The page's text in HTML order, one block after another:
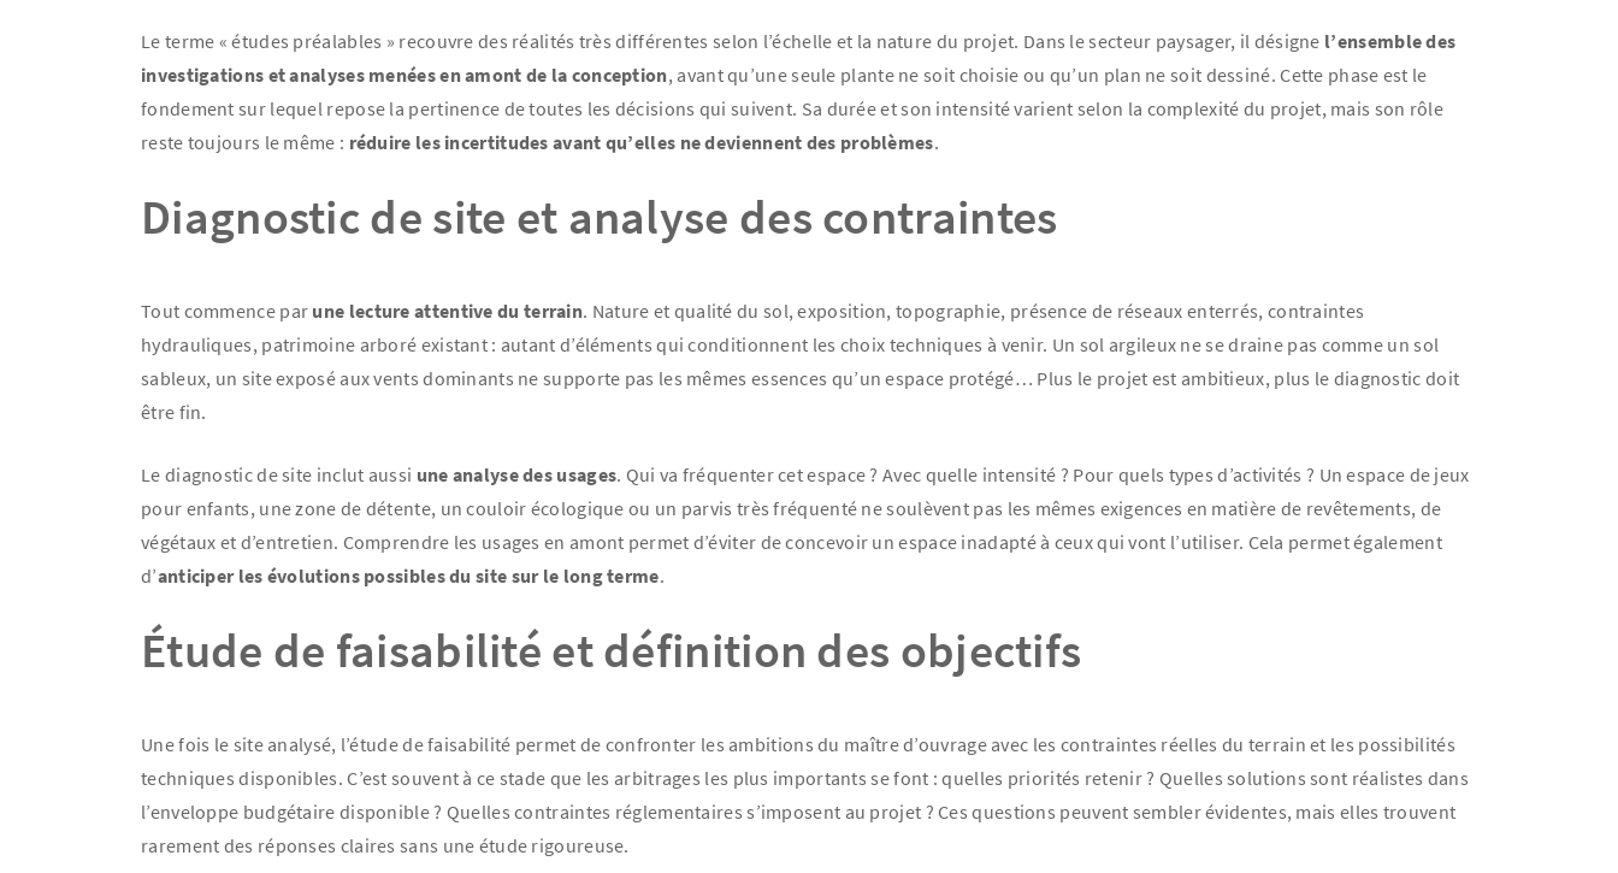
Le terme « études préalables » recouvre des réalités très différentes selon l’échelle et la nature du projet. Dans le secteur paysager, il désigne l’ensemble des
investigations et analyses menées en amont de la conception, avant qu’une seule plante ne soit choisie ou qu’un plan ne soit dessiné. Cette phase est le
fondement sur lequel repose la pertinence de toutes les décisions qui suivent. Sa durée et son intensité varient selon la complexité du projet, mais son rôle
reste toujours le même : réduire les incertitudes avant qu’elles ne deviennent des problèmes.
Diagnostic de site et analyse des contraintes
Tout commence par une lecture attentive du terrain. Nature et qualité du sol, exposition, topographie, présence de réseaux enterrés, contraintes
hydrauliques, patrimoine arboré existant : autant d’éléments qui conditionnent les choix techniques à venir. Un sol argileux ne se draine pas comme un sol
sableux, un site exposé aux vents dominants ne supporte pas les mêmes essences qu’un espace protégé… Plus le projet est ambitieux, plus le diagnostic doit
être fin.
Le diagnostic de site inclut aussi une analyse des usages. Qui va fréquenter cet espace ? Avec quelle intensité ? Pour quels types d’activités ? Un espace de jeux
pour enfants, une zone de détente, un couloir écologique ou un parvis très fréquenté ne soulèvent pas les mêmes exigences en matière de revêtements, de
végétaux et d’entretien. Comprendre les usages en amont permet d’éviter de concevoir un espace inadapté à ceux qui vont l’utiliser. Cela permet également
d’anticiper les évolutions possibles du site sur le long terme.
Étude de faisabilité et définition des objectifs
Une fois le site analysé, l’étude de faisabilité permet de confronter les ambitions du maître d’ouvrage avec les contraintes réelles du terrain et les possibilités
techniques disponibles. C’est souvent à ce stade que les arbitrages les plus importants se font : quelles priorités retenir ? Quelles solutions sont réalistes dans
l’enveloppe budgétaire disponible ? Quelles contraintes réglementaires s’imposent au projet ? Ces questions peuvent sembler évidentes, mais elles trouvent
rarement des réponses claires sans une étude rigoureuse.